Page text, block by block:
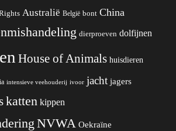
Australië België bont China
dierproeven dolfijnen
House of Animals huisdieren
intensieve veehouderij ivoor jacht jagers
katten kippen
NVWA Oekraïne